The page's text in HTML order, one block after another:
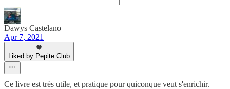
Dawys Castelano
Apr 7, 2021
Liked by Pepite Club
Ce livre est très utile, et pratique pour quiconque veut s'enrichir.